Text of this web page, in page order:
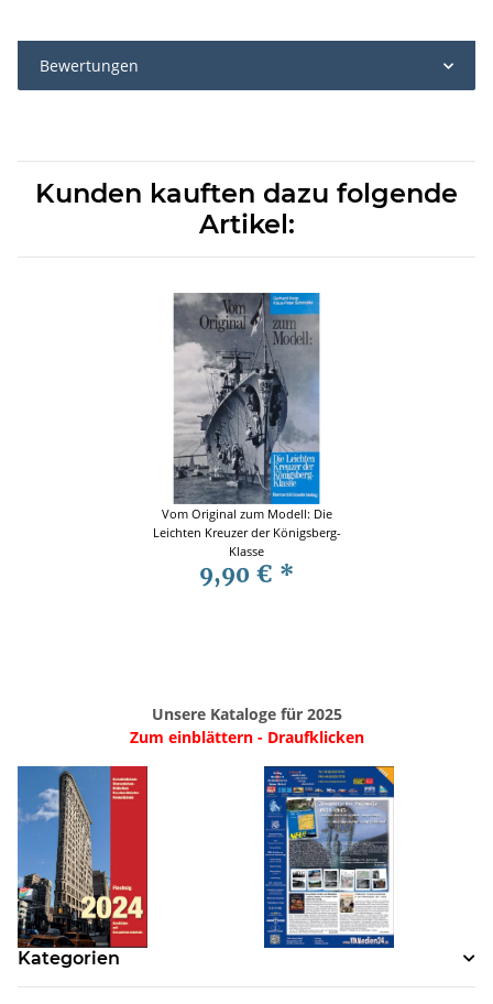
Bewertungen
Kunden kauften dazu folgende
Artikel:
Vom Original zum Modell: Die
Leichten Kreuzer der Königsberg-
Klasse
9,90 € *
Unsere Kataloge für 2025
Zum einblättern - Draufklicken
Kategorien